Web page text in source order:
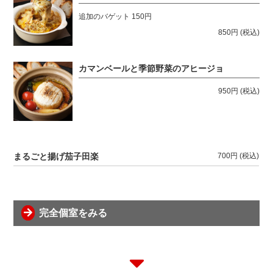
追加のバゲット 150円
850円 (税込)
カマンベールと季節野菜のアヒージョ
950円 (税込)
まるごと揚げ茄子田楽 700円 (税込)
完全個室をみる